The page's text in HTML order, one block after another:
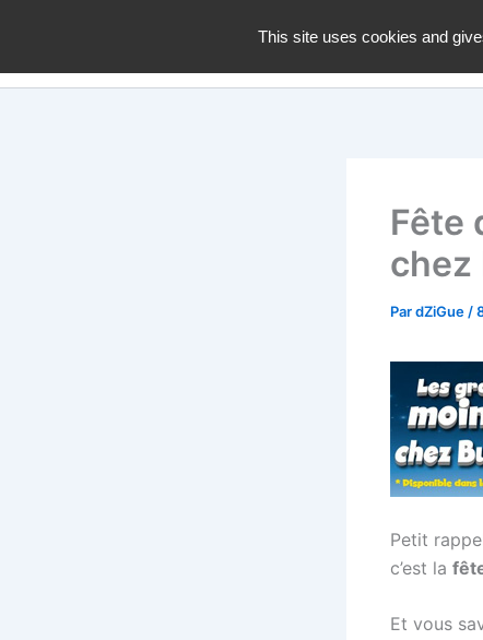
contenu
Fête
chez
PardZiGue /
Petit
c’est la
Et vous
This site uses cookies and